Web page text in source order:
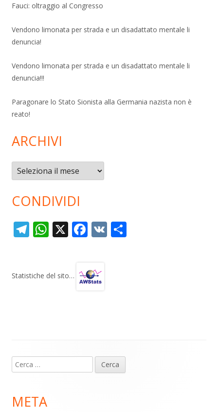
Fauci: oltraggio al Congresso
Vendono limonata per strada e un disadattato mentale li
denuncia!
Vendono limonata per strada e un disadattato mentale li
denuncia!!!
Paragonare lo Stato Sionista alla Germania nazista non è
reato!
ARCHIVI
Archivi
CONDIVIDI
T
gr
W
s
X F
b
V
Statistiche del sito…
piè
pagina
Ricerca
per:
META